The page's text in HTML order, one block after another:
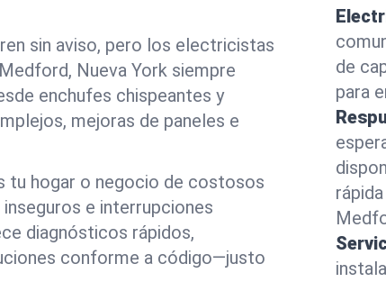
sin aviso, pero los electricistas
Nueva York siempre
enchufes chispeantes y
mejoras de paneles e
tu hogar o negocio de costosos
e interrupciones
diagnósticos rápidos,
conforme a código—justo
de
para